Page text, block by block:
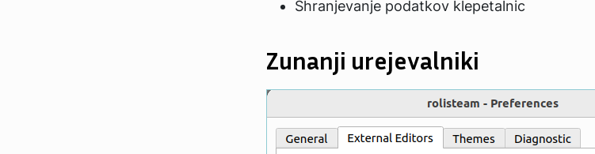
Shranjevanje podatkov klepetalnic
Zunanji urejevalniki